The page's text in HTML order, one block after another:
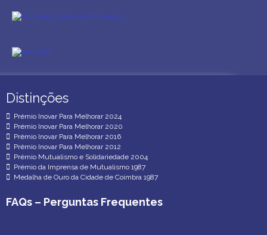
Distinções
Distinções
Prémio Inovar Para Melhorar 2024
Prémio Inovar Para Melhorar 2020
Prémio Inovar Para Melhorar 2016
Prémio Inovar Para Melhorar 2012
Prémio Mutualismo e Solidariedade 2004
Prémio da Imprensa de Mutualismo 1987
Medalha de Ouro da Cidade de Coimbra 1987
FAQs – Perguntas Frequentes